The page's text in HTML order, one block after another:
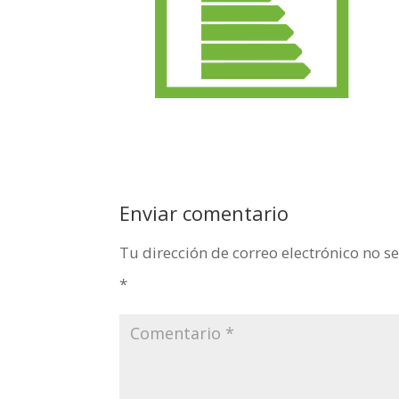
Enviar comentario
Tu dirección de correo electrónico no
*